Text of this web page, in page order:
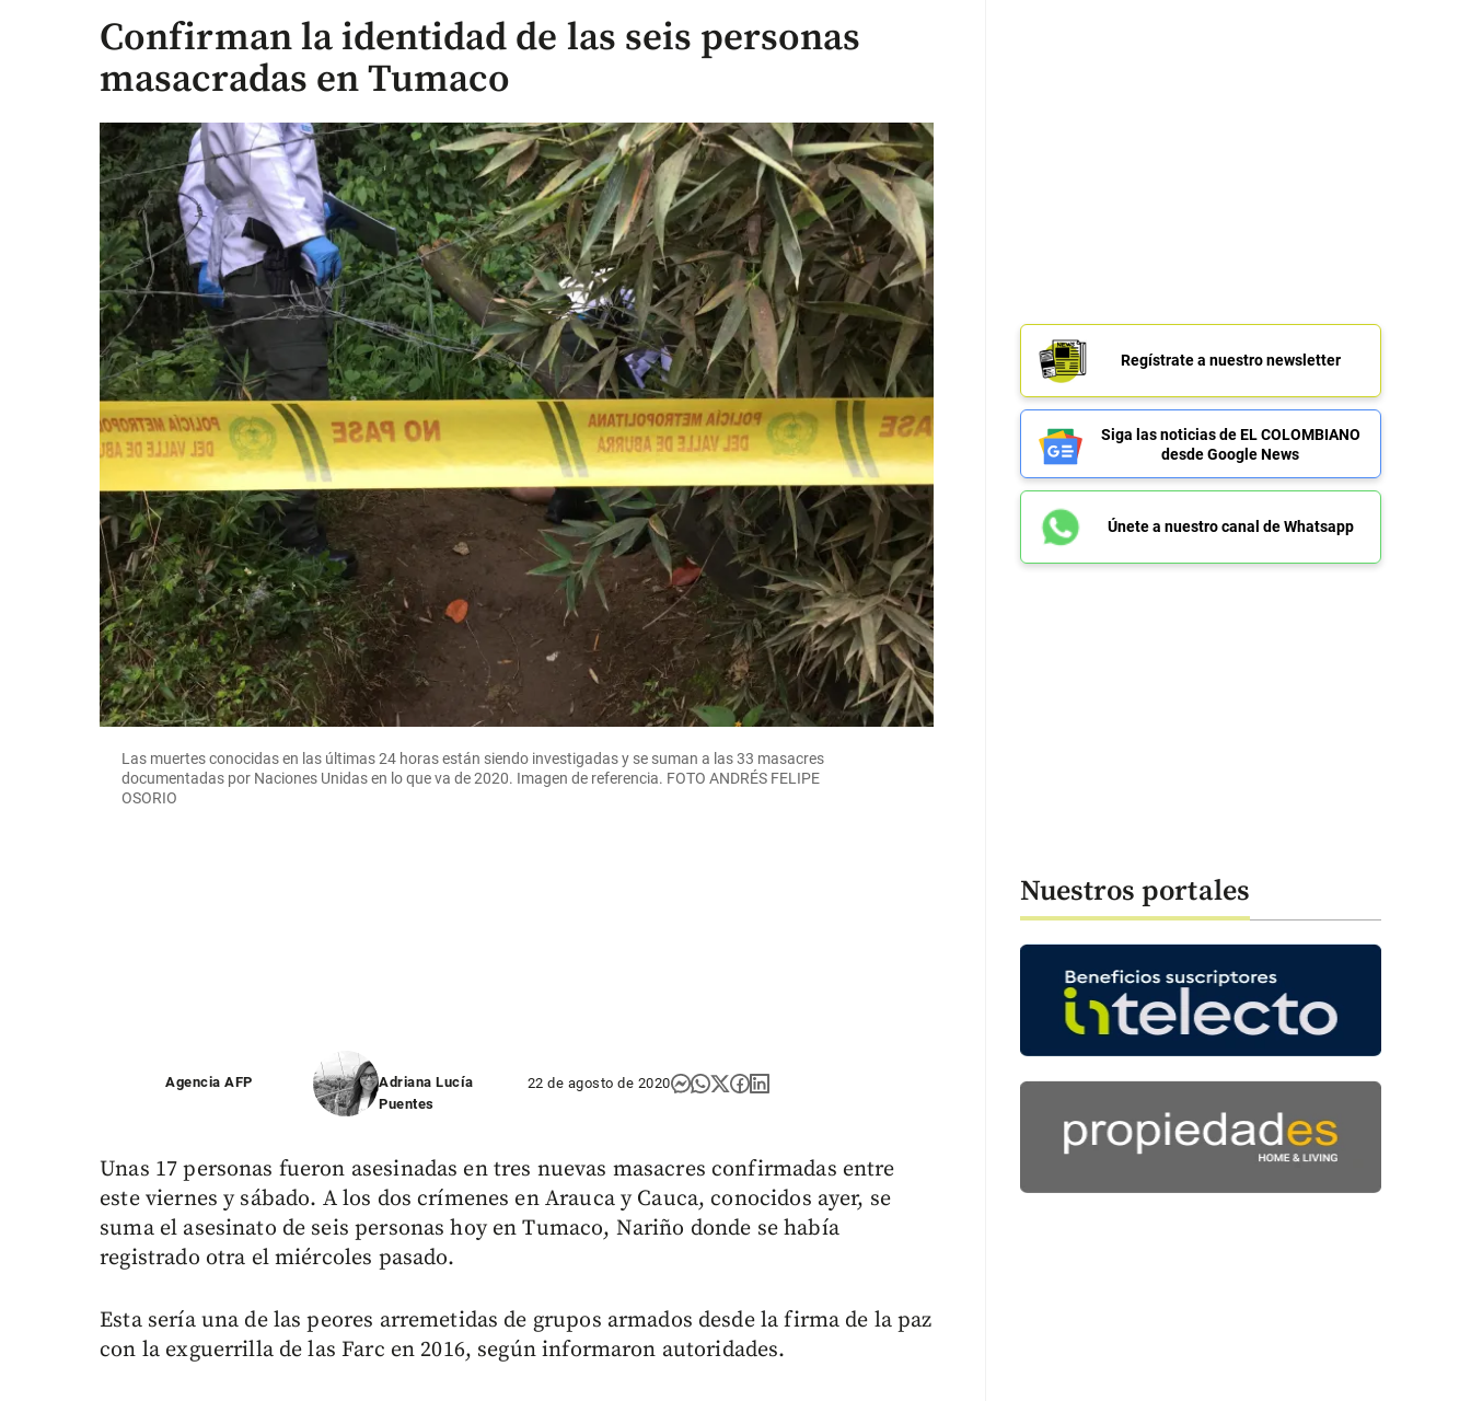
Confirman la identidad de las seis personas
masacradas en Tumaco
Las muertes conocidas en las últimas 24 horas están siendo investigadas y se suman a las 33 masacres
documentadas por Naciones Unidas en lo que va de 2020. Imagen de referencia. FOTO ANDRÉS FELIPE
OSORIO
Agencia AFP
Adriana Lucía
Puentes
22 de agosto de 2020
Unas 17 personas fueron asesinadas en tres nuevas masacres confirmadas entre
este viernes y sábado. A los dos crímenes en Arauca y Cauca, conocidos ayer, se
suma el asesinato de seis personas hoy en Tumaco, Nariño donde se había
registrado otra el miércoles pasado.
Esta sería una de las peores arremetidas de grupos armados desde la firma de la paz
con la exguerrilla de las Farc en 2016, según informaron autoridades.
Regístrate a nuestro newsletter
Siga las noticias de EL COLOMBIANO
desde Google News
Únete a nuestro canal de Whatsapp
Nuestros portales